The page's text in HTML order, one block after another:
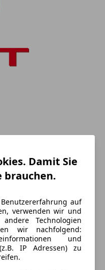
Damit Sie
brauchen.
auf
verwenden wir und
Technologien
wir nachfolgend:
und
IP Adressen) zu